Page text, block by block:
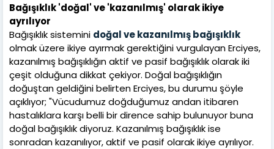
Bağışıklık 'doğal' ve 'kazanılmış' olarak ikiye
ayrılıyor
Bağışıklık sistemini doğal ve kazanılmış bağışıklık
olmak üzere ikiye ayırmak gerektiğini vurgulayan Erciyes,
kazanılmış bağışıklığın aktif ve pasif bağışıklık olarak iki
çeşit olduğuna dikkat çekiyor. Doğal bağışıklığın
doğuştan geldiğini belirten Erciyes, bu durumu şöyle
açıklıyor; "Vücudumuz doğduğumuz andan itibaren
hastalıklara karşı belli bir dirence sahip bulunuyor buna
doğal bağışıklık diyoruz. Kazanılmış bağışıklık ise
sonradan kazanılıyor, aktif ve pasif olarak ikiye ayrılıyor.